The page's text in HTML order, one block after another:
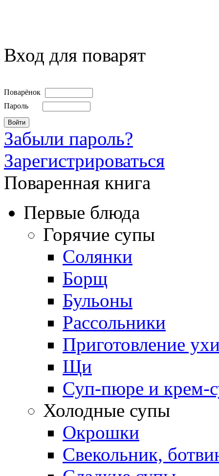
Вход для поварят
Поварёнок
Пароль
Забыли пароль?
Зарегистрироваться
Поваренная книга
Первые блюда
Горячие супы
Солянки
Борщ
Бульоны
Рассольники
Приготовление
Щи
Суп-пюре и крем-
Холодные супы
Окрошки
Свекольник,